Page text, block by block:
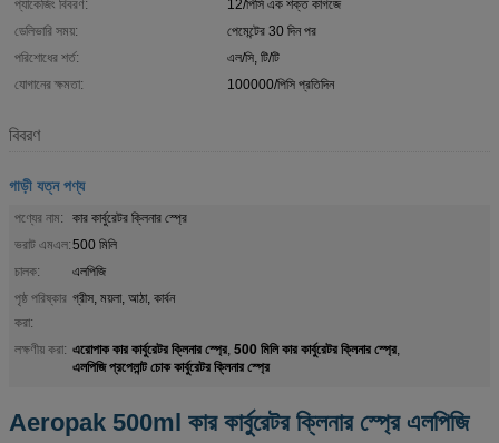
প্যাকেজিং বিবরণ:
12/পিসি এক শক্ত কাগজে
ডেলিভারি সময়:
পেমেন্টের 30 দিন পর
পরিশোধের শর্ত:
এল/সি, টি/টি
যোগানের ক্ষমতা:
100000/পিসি প্রতিদিন
বিবরণ
গাড়ী যত্ন পণ্য
পণ্যের নাম:
কার কার্বুরেটর ক্লিনার স্প্রে
ভরাট এমএল:500 মিলি
চালক:
এলপিজি
পৃষ্ঠ পরিষ্কার
করা:
গ্রীস, ময়লা, আঠা, কার্বন
লক্ষণীয় করা: এরোপাক কার কার্বুরেটর ক্লিনার স্প্রে, 500 মিলি কার কার্বুরেটর ক্লিনার স্প্রে,
এলপিজি প্রপেলান্ট চোক কার্বুরেটর ক্লিনার স্প্রে
Aeropak 500ml কার কার্বুরেটর ক্লিনার স্প্রে এলপিজি